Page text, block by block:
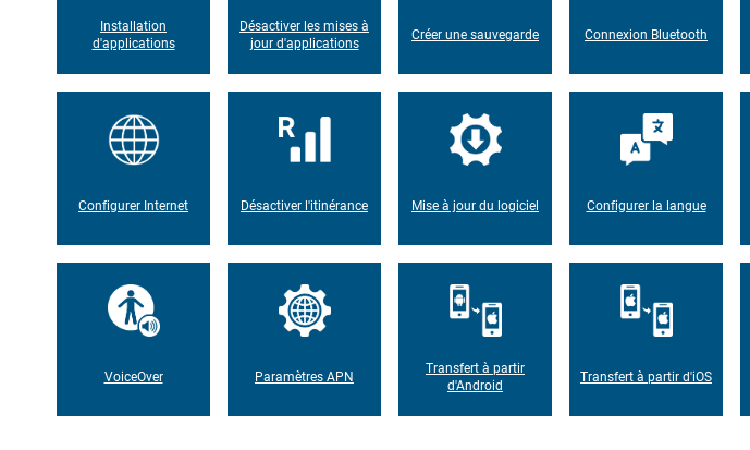
Installation
d'applications
Désactiver les mises à
jour d'applications
Créer une sauvegarde Connexion Bluetooth
Configurer Internet Désactiver l'itinérance Mise à jour du logiciel Configurer la langue
VoiceOver Paramètres APN
Transfert à partir
d'Android
Transfert à partir d'iOS